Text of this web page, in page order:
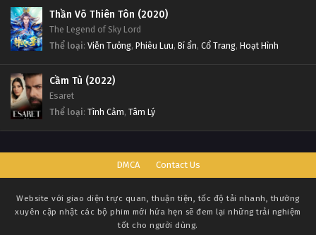
Thần Võ Thiên Tôn (2020)
The Legend of Sky Lord
Thể loại: Viễn Tưởng, Phiêu Lưu, Bí ẩn, Cổ Trang, Hoạt Hình
Cầm Tù (2022)
Esaret
Thể loại: Tình Cảm, Tâm Lý
DMCA Contact Us
Website với giao diện trực quan, thuận tiện, tốc độ tải nhanh, thường
xuyên cập nhật các bộ phim mới hứa hẹn sẽ đem lại những trải nghiệm
tốt cho người dùng.